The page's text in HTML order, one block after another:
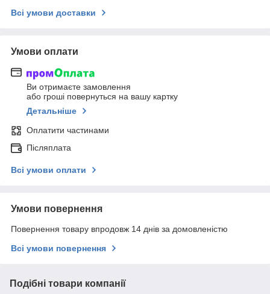
Всі умови доставки
Умови оплати
Ви отримаєте замовлення
або гроші повернуться на вашу картку
Детальніше
Оплатити частинами
Післяплата
Всі умови оплати
Умови повернення
Повернення товару впродовж 14 днів за домовленістю
Всі умови повернення
Подібні товари компанії